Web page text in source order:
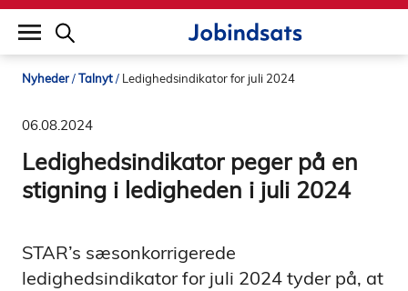
builddate: 2026-02-02 16:12:57
Nyheder Talnyt Ledighedsindikator for juli 2024
06.08.2024
Ledighedsindikator peger på en
stigning i ledigheden i juli 2024
STAR’s sæsonkorrigerede
ledighedsindikator for juli 2024 tyder på, at